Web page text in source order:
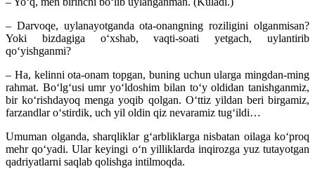
– Darvoqe, uylanayotganda ota-onangning roziligini olganmisan?
Yoki bizdagiga oʻxshab, vaqti-soati yetgach, uylantirib
qoʻyishganmi?
– Ha, kelinni ota-onam topgan, buning uchun ularga mingdan-ming
rahmat. Boʻlgʻusi umr yoʻldoshim bilan toʻy oldidan tanishganmiz,
bir koʻrishdayoq menga yoqib qolgan. Oʻttiz yildan beri birgamiz,
farzandlar oʻstirdik, uch yil oldin qiz nevaramiz tugʻildi…
Umuman olganda, sharqliklar gʻarbliklarga nisbatan oilaga koʻproq
mehr qoʻyadi. Ular keyingi oʻn yilliklarda inqirozga yuz tutayotgan
qadriyatlarni saqlab qolishga intilmoqda.